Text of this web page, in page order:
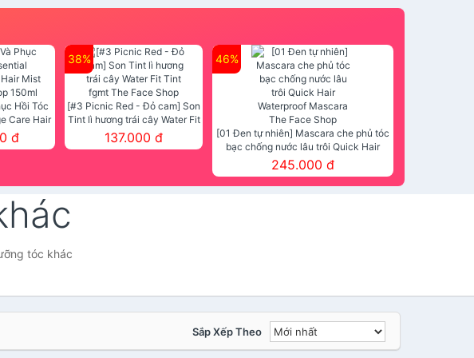
Hồi Tóc
Care Hair
150ml
đ
38%
[#3 Picnic Red - Đỏ cam] Son
Tint lì hương trái cây Water Fit
Tint fgmt The Face Shop
137.000 đ
46%
[01 Đen tự nhiên] Mascara che phủ tóc
bạc chống nước lâu trôi Quick Hair
Waterproof Mascara The Face Shop
245.000 đ
tóc khác
Sắp Xếp Theo